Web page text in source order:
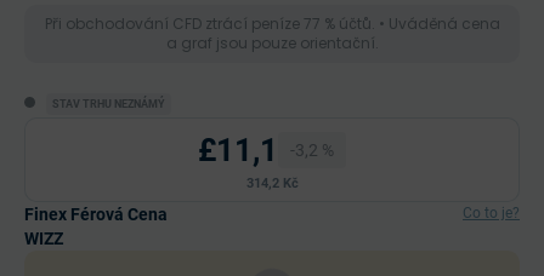
Při obchodování CFD ztrácí peníze 77 % účtů. • Uváděná cena
a graf jsou pouze orientační.
STAV TRHU NEZNÁMÝ
£11,1 -3,2 %
314,2 Kč
Finex Férová Cena
WIZZ
Co to je?